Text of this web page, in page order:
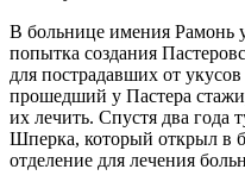
В больнице имения Рамонь
попытка создания
для пострадавших от
прошедший у Пастера
их лечить. Спустя два года
Шперка, который открыл в
отделение для лечения